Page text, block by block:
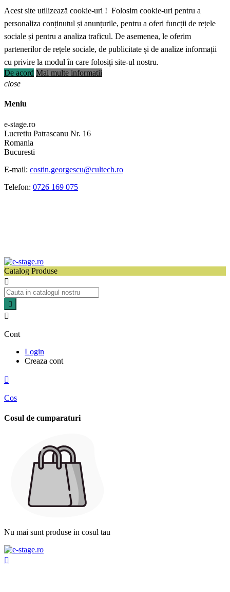
Acest site utilizează cookie-uri ! Folosim cookie-uri pentru a
personaliza conținutul și anunțurile, pentru a oferi funcții de rețele
sociale și pentru a analiza traficul. De asemenea, le oferim
partenerilor de rețele sociale, de publicitate și de analize informații
cu privire la modul în care folosiți site-ul nostru.
De acord Mai multe informatii
close
Meniu
e-stage.ro
Lucretiu Patrascanu Nr. 16
Romania
Bucuresti
E-mail: costin.georgescu@cultech.ro
Telefon: 0726 169 075
Catalog Produse



Cont
Login
Creaza cont

Cos
Cosul de cumparaturi
Nu mai sunt produse in cosul tau
